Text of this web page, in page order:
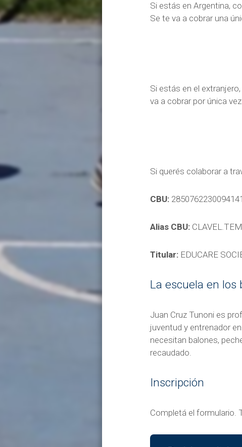
Si estás en Argentina,
Se te va a cobrar una
Si estás en el
va a cobrar por única
Si querés colaborar a
CBU:
Alias CBU:
Titular:EDUCARE
La escuela en los
Juan Cruz Tunoni es
juventud y entrenador
necesitan balones,
recaudado.
Inscripción
Completá el formulario.